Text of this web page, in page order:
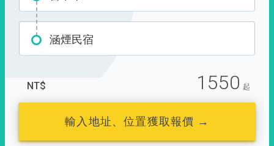
涵煙民宿
NT$ 1550 起
輸入地址、位置獲取報價 →